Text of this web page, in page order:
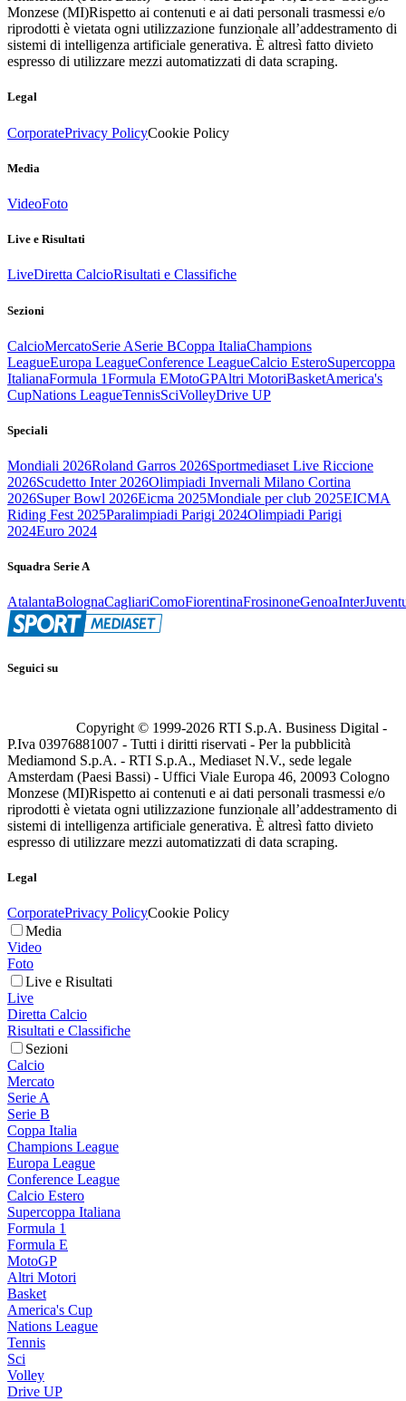
Monzese (MI)Rispetto ai contenuti e ai dati personali trasmessi e/o
riprodotti è vietata ogni utilizzazione funzionale all’addestramento di
sistemi di intelligenza artificiale generativa. È altresì fatto divieto
espresso di utilizzare mezzi automatizzati di data scraping.
Legal
CorporatePrivacy PolicyCookie Policy
Media
VideoFoto
Live e Risultati
LiveDiretta CalcioRisultati e Classifiche
Sezioni
CalcioMercatoSerie ASerie BCoppa ItaliaChampions
LeagueEuropa LeagueConference LeagueCalcio EsteroSupercoppa
ItalianaFormula 1Formula EMotoGPAltri MotoriBasketAmerica's
CupNations LeagueTennisSciVolleyDrive UP
Speciali
Mondiali 2026Roland Garros 2026Sportmediaset Live Riccione
2026Scudetto Inter 2026Olimpiadi Invernali Milano Cortina
2026Super Bowl 2026Eicma 2025Mondiale per club 2025EICMA
Riding Fest 2025Paralimpiadi Parigi 2024Olimpiadi Parigi
2024Euro 2024
Squadra Serie A
AtalantaBolognaCagliariComoFiorentinaFrosinoneGenoaInter
Seguici su
Copyright © 1999-2026 RTI S.p.A. Business Digital -
P.Iva 03976881007 - Tutti i diritti riservati - Per la pubblicità
Mediamond S.p.A. - RTI S.p.A., Mediaset N.V., sede legale
Amsterdam (Paesi Bassi) - Uffici Viale Europa 46, 20093 Cologno
Monzese (MI)Rispetto ai contenuti e ai dati personali trasmessi e/o
riprodotti è vietata ogni utilizzazione funzionale all’addestramento di
sistemi di intelligenza artificiale generativa. È altresì fatto divieto
espresso di utilizzare mezzi automatizzati di data scraping.
Legal
CorporatePrivacy PolicyCookie Policy
Media
Video
Foto
Live e Risultati
Live
Diretta Calcio
Risultati e Classifiche
Sezioni
Calcio
Mercato
Serie A
Serie B
Coppa Italia
Champions League
Europa League
Conference League
Calcio Estero
Supercoppa Italiana
Formula 1
Formula E
MotoGP
Altri Motori
Basket
America's Cup
Nations League
Tennis
Sci
Volley
Drive UP